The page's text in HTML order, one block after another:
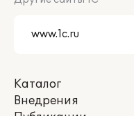
Каталог
Внедрения